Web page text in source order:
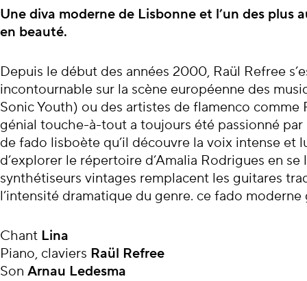
À propos du
Une diva moderne de Lisbonne et l’un des
en beauté.
Depuis le début des années 2000, Raül Refree
incontournable sur la scène européenne des
Sonic Youth) ou des artistes de flamenco comme
génial touche-à-tout a toujours été passionné
de fado lisboète qu’il découvre la voix intense et
d’explorer le répertoire d’Amalia Rodrigues en
synthétiseurs vintages remplacent les guitares
l’intensité dramatique du genre. ce fado
Chant Lina
Piano, claviers Raül Refree
Son Arnau Ledesma